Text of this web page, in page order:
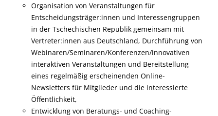
Organisation von Veranstaltungen für
Entscheidungsträger:innen und Interessengruppen
in der Tschechischen Republik gemeinsam mit
Vertreter:innen aus Deutschland, Durchführung von
Webinaren/Seminaren/Konferenzen/innovativen
interaktiven Veranstaltungen und Bereitstellung
eines regelmäßig erscheinenden Online-
Newsletters für Mitglieder und die interessierte
Öffentlichkeit,
Entwicklung von Beratungs- und Coaching-